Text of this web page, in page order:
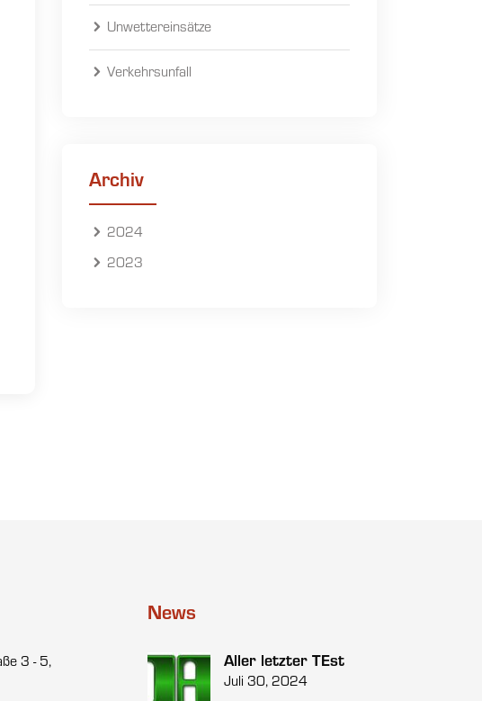
Unwettereinsätze
Verkehrsunfall
Archiv
2024
2023
3 - 5,
News
Aller letzter TEst
Juli 30, 2024